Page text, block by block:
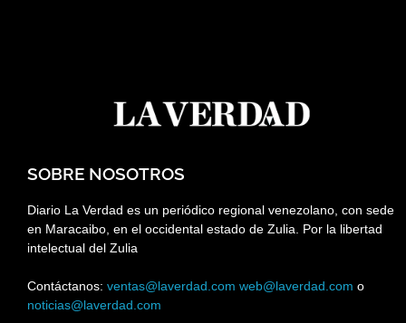
SOBRE NOSOTROS
Diario La Verdad es un periódico regional venezolano, con sede
en Maracaibo, en el occidental estado de Zulia. Por la libertad
intelectual del Zulia
Contáctanos: ventas@laverdad.com web@laverdad.com o
noticias@laverdad.com